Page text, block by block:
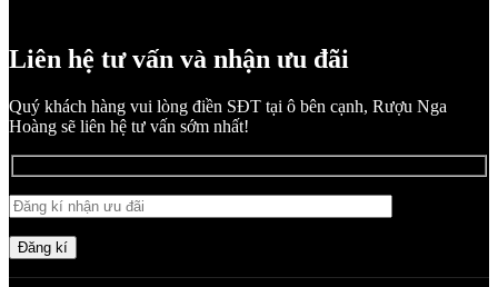
Liên hệ tư vấn và nhận ưu đãi
Quý khách hàng vui lòng điền SĐT tại ô bên cạnh, Rượu Nga
Hoàng sẽ liên hệ tư vấn sớm nhất!
Đăng kí